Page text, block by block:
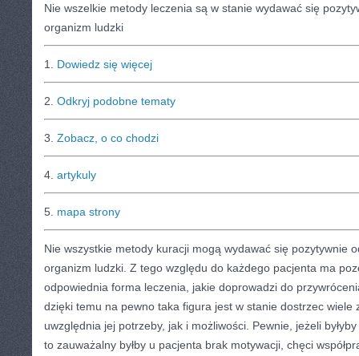
Nie wszelkie metody leczenia są w stanie wydawać się
organizm ludzki
1. Dowiedz się więcej
2. Odkryj podobne tematy
3. Zobacz, o co chodzi
4. artykuly
5. mapa strony
Nie wszystkie metody kuracji mogą wydawać się pozytywnie
organizm ludzki. Z tego względu do każdego pacjenta ma
odpowiednia forma leczenia, jakie doprowadzi do
dzięki temu na pewno taka figura jest w stanie dostrzec wiele
uwzględnia jej potrzeby, jak i możliwości. Pewnie, jeżeli
to zauważalny byłby u pacjenta brak motywacji, chęci